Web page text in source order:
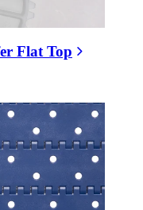
Flat Top